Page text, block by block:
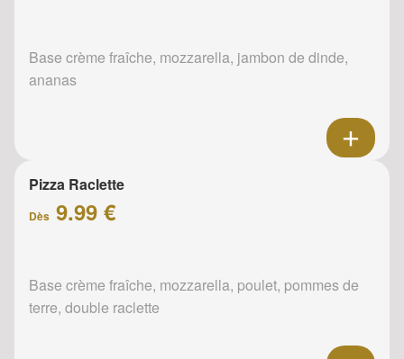
Base crème fraîche, mozzarella, jambon de dinde,
ananas
Pizza Raclette
Dès 9.99 €
Base crème fraîche, mozzarella, poulet, pommes de
terre, double raclette